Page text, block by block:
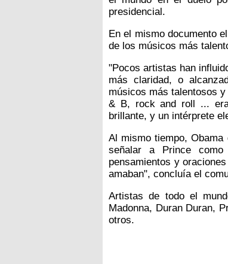
presidencial.
En el mismo documento
de los músicos más
"Pocos artistas han
más claridad, o
músicos más talentosos
& B, rock and roll ...
brillante, y un intérprete
Al mismo tiempo,
señalar a Prince
pensamientos y
amaban", concluía el
Artistas de todo el
Madonna, Duran Duran,
otros.